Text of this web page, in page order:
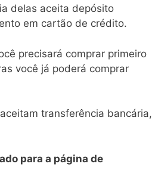
delas aceita depósito
em cartão de crédito.
precisará comprar primeiro
você já poderá comprar
transferência bancária,
para a página de